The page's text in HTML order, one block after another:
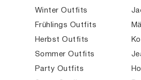
Winter Outfits
Frühlings Outfits
Herbst Outfits
Sommer Outfits
Party Outfits